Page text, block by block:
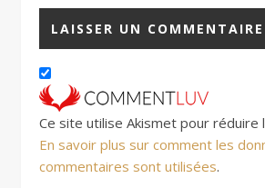
Ce site utilise Akismet pour réduire
En savoir plus sur comment les
commentaires sont utilisées.